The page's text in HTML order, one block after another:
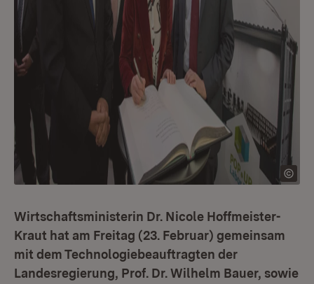
Wirtschaftsministerin Dr. Nicole Hoffmeister-
Kraut hat am Freitag (23. Februar) gemeinsam
mit dem Technologiebeauftragten der
Landesregierung, Prof. Dr. Wilhelm Bauer, sowie